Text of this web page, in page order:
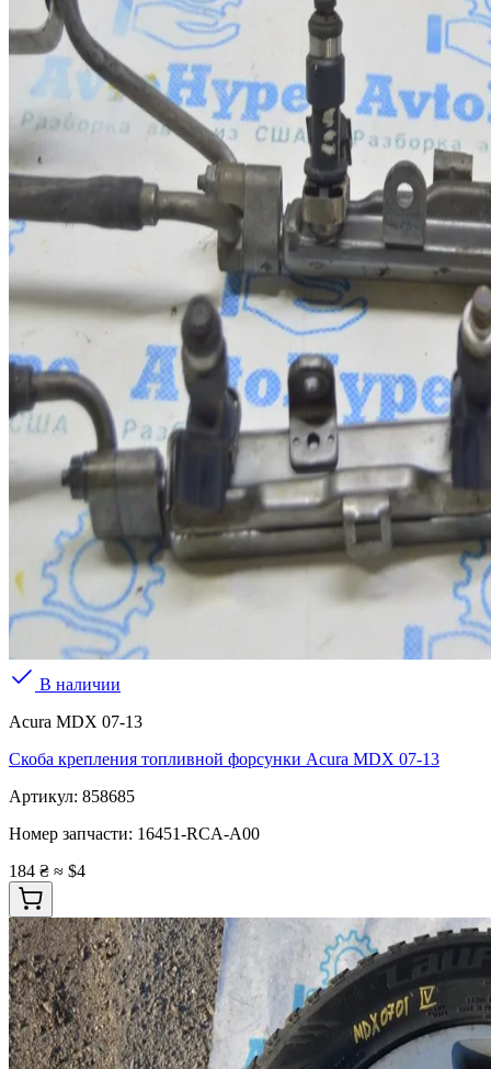
В наличии
Acura MDX 07-13
Скоба крепления топливной форсунки Acura MDX 07-13
Артикул: 858685
Номер запчасти: 16451-RCA-A00
184 ₴ ≈ $4